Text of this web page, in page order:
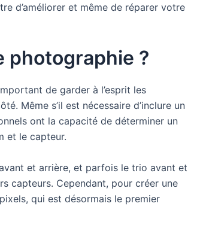
d’améliorer et même de réparer votre
photographie ?
de garder à l’esprit les
Même s’il est nécessaire d’inclure un
ont la capacité de déterminer un
et le capteur.
et arrière, et parfois le trio avant et
capteurs. Cependant, pour créer une
qui est désormais le premier